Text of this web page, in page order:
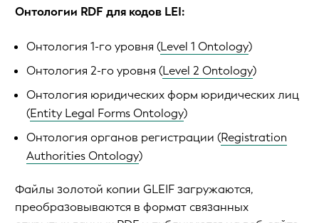
Онтологии RDF для кодов LEI:
Онтология 1-го уровня (Level 1 Ontology)
Онтология 2-го уровня (Level 2 Ontology)
Онтология юридических форм юридических лиц
(Entity Legal Forms Ontology)
Онтология органов регистрации (Registration
Authorities Ontology)
Файлы золотой копии GLEIF загружаются,
преобразовываются в формат связанных